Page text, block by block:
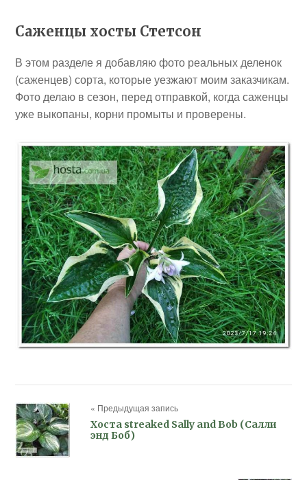
Саженцы хосты Стетсон
В этом разделе я добавляю фото реальных деленок
(саженцев) сорта, которые уезжают моим заказчикам.
Фото делаю в сезон, перед отправкой, когда саженцы
уже выкопаны, корни промыты и проверены.
« Предыдущая запись
Хоста streaked Sally and Bob (Салли
энд Боб)